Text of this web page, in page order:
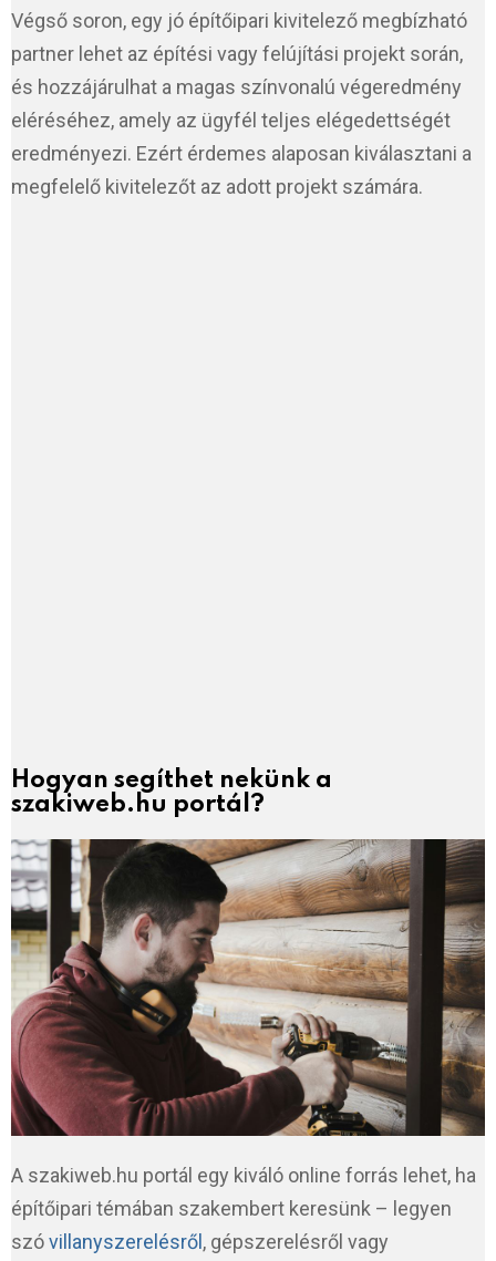
Végső soron, egy jó építőipari kivitelező megbízható
partner lehet az építési vagy felújítási projekt során,
és hozzájárulhat a magas színvonalú végeredmény
eléréséhez, amely az ügyfél teljes elégedettségét
eredményezi. Ezért érdemes alaposan kiválasztani a
megfelelő kivitelezőt az adott projekt számára.
Hogyan segíthet nekünk a
szakiweb.hu portál?
A szakiweb.hu portál egy kiváló online forrás lehet, ha
építőipari témában szakembert keresünk – legyen
szóvillanyszerelésről, gépszerelésről vagy